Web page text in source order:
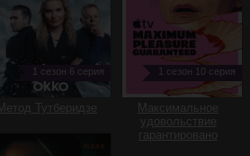
1 сезон 6 серия
Метод Тутберидзе
1 сезон 10 серия
Максимальное
удовольствие
гарантировано